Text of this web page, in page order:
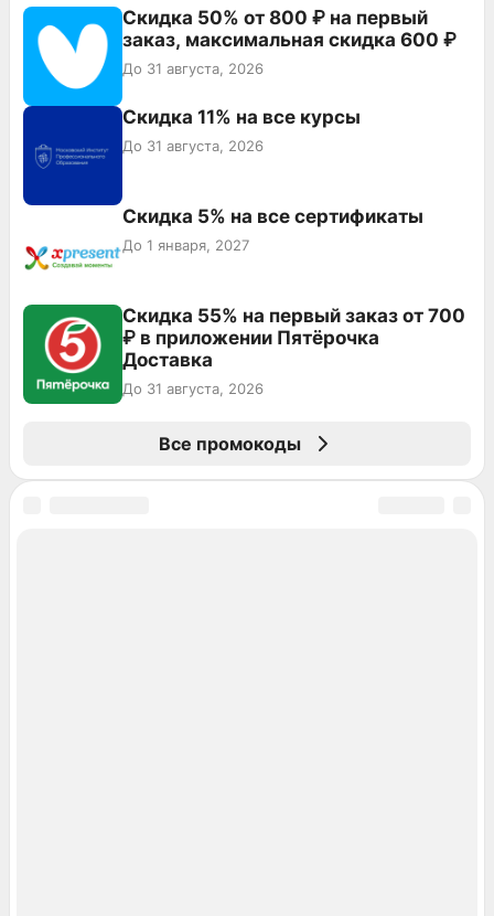
Скидка 50% от 800 ₽ на первый
заказ, максимальная скидка 600 ₽
До 31 августа, 2026
Скидка 11% на все курсы
До 31 августа, 2026
Скидка 5% на все сертификаты
До 1 января, 2027
Скидка 55% на первый заказ от 700
₽ в приложении Пятёрочка
Доставка
До 31 августа, 2026
Все промокоды